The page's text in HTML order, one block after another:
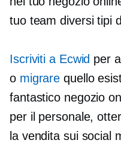
tuo team diversi tipi
Iscriviti a Ecwid per
o migrare quello
fantastico negozio
per il personale,
la vendita sui social